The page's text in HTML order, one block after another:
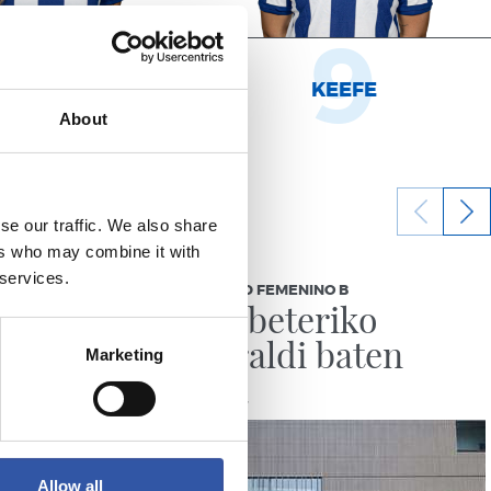
About
our traffic. We also share
who may combine it with
Marketing
Allow all
MARÍN
8 KEEFE
9
2026/07/27
REAL SOCIEDAD FEMENINO B
Ilusioz beteriko
denboraldi baten
hasiera